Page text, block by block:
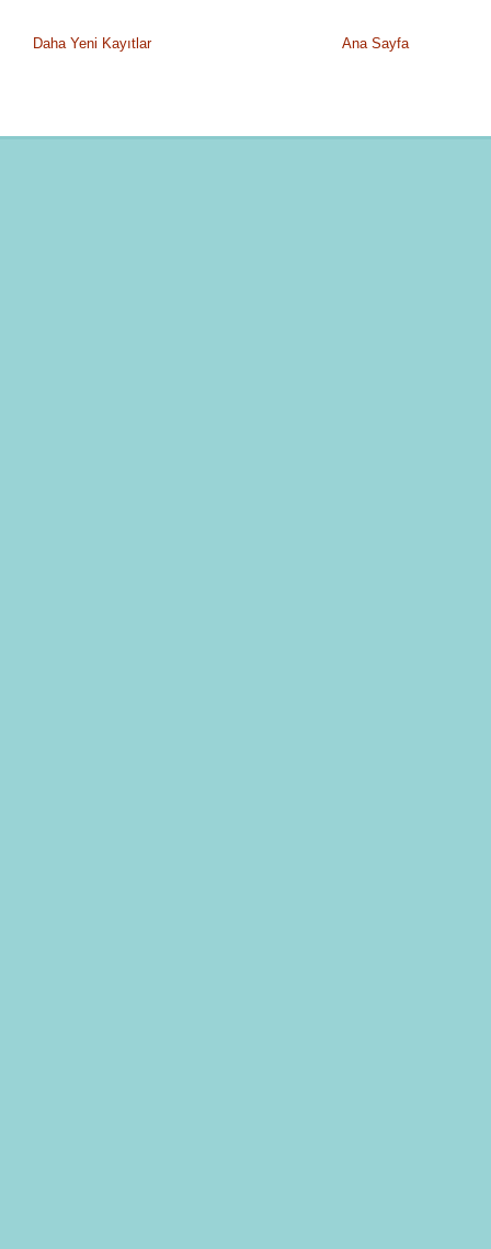
Daha Yeni Kayıtlar Ana Sayfa